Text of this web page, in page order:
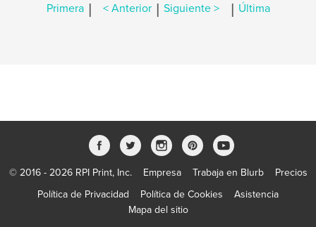
Primera | < Anterior | Siguiente > | Última
© 2016 - 2026 RPI Print, Inc. Empresa Trabaja en Blurb
Precios
Política de Privacidad
Política de Cookies
Asistencia
Mapa del sitio